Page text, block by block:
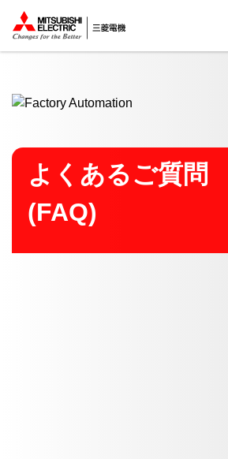
ここから本文
よくあるご質問
(FAQ)